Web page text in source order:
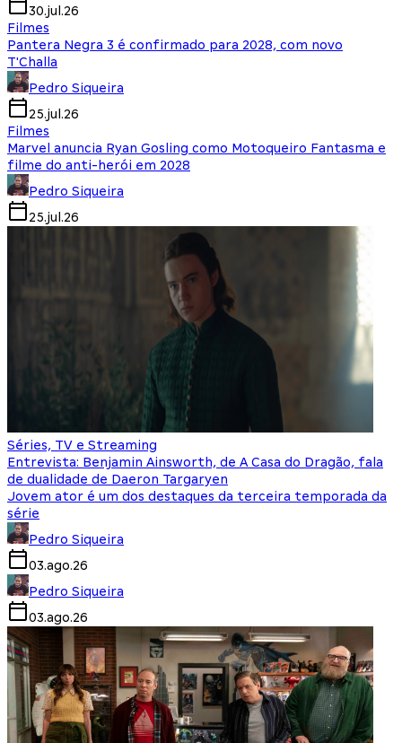
30.jul.26
Filmes
Pantera Negra 3 é confirmado para 2028, com novo
T'Challa
Pedro Siqueira
25.jul.26
Filmes
Marvel anuncia Ryan Gosling como Motoqueiro Fantasma e
filme do anti-herói em 2028
Pedro Siqueira
25.jul.26
Séries, TV e Streaming
Entrevista: Benjamin Ainsworth, de A Casa do Dragão, fala
de dualidade de Daeron Targaryen
Jovem ator é um dos destaques da terceira temporada da
série
Pedro Siqueira
03.ago.26
Pedro Siqueira
03.ago.26